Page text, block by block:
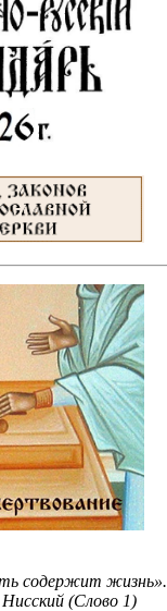
содержит жизнь».
(Слово 1)